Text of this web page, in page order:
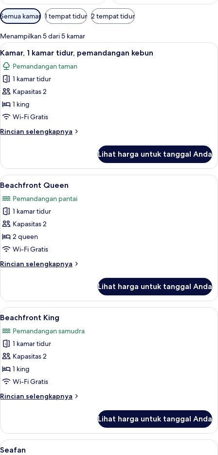
Filter
tersedia
untuk
kamar
Semua kamar 1 tempat tidur 2 tempat tidur
Menampilkan 5 dari 5 kamar
Lihat
semua
foto
untuk
Kamar,
1
kamar
pemandangan
Kamar, 1 kamar tidur,
3
Kamar, 1 kamar tidur, pemandangan kebun
Pemandangan taman
1 kamar tidur
Kapasitas 2
1 king
Wi-Fi Gratis
Rincian selengkapnya
Rincian
Kamar,
kamar
pemandangan
kebun
Lihat harga untuk tanggal Anda
Lihat
semua
foto
untuk
Beachfront
Queen
Beachfront Queen | Tirai kedap
7
Beachfront Queen
Pemandangan pantai
1 kamar tidur
Kapasitas 2
2 queen
Wi-Fi Gratis
Rincian selengkapnya
Rincian
Beachfront
Queen
Lihat harga untuk tanggal Anda
Lihat
semua
foto
untuk
Beachfront
King
Beachfront King | Tirai kedap
8
Beachfront King
Pemandangan samudra
1 kamar tidur
Kapasitas 2
1 king
Wi-Fi Gratis
Rincian selengkapnya
Rincian
Beachfront
King
Lihat harga untuk tanggal Anda
Lihat
Seafan | Tirai kedap cahaya, setrika/
8
Seafan